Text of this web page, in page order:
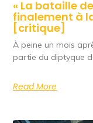
« La bataille
finalement à
[critique]
À peine un mois
partie du diptyque
Read More